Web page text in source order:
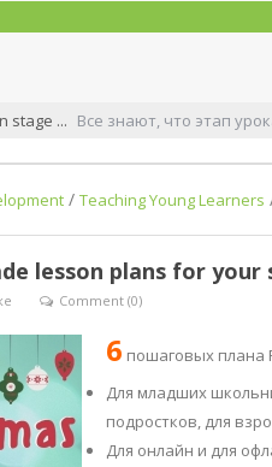
stage ... Все знают, что этап
/ Teaching Young Learners
lesson plans for
Comment (0)
6 пошаговых плана
Для младших
подростков, для
Для онлайн и для